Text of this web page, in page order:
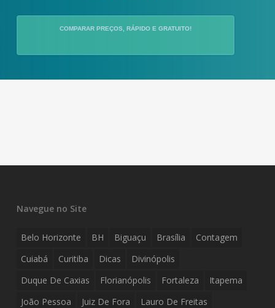
COMPARAR PREÇOS, RÁPIDO E GRATUITO!
Navegue no Site
Belo Horizonte BH Biguaçu Brasília
Contagem
Cuiabá
Curitiba Dicas
Divinópolis
Duque De Caxias
Florianópolis Fortaleza
Itapema
João Pessoa
Juiz De Fora
Lauro De Freitas